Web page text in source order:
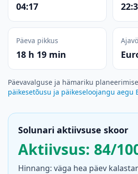
04:17
Päeva pikkus
18 h 19 min
Päevavalguse ja hämariku
päikesetõusu ja päikeseloojangu aegu
Solunari aktiivsuse skoor
Aktiivsus: 84/
Hinnang: väga hea päev